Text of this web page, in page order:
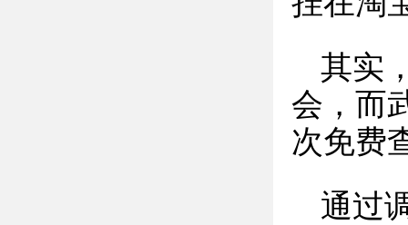
其实
会，而
次免费
通过